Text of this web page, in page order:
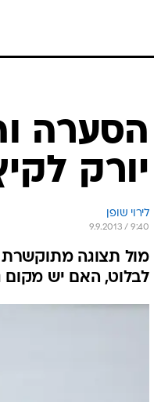
הסערה
יורק לקיץ
לירוי שופן
9.9.2013 / 9:40
מול תצוגה
לבלוט, האם יש מקום